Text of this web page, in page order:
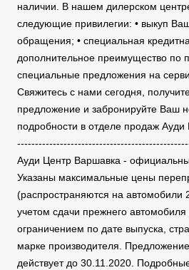
наличии. В нашем дилерском
следующие привилегии: • выкуп
обращения; • специальная
дополнительное преимущество по
специальные предложения на
Свяжитесь с нами сегодня,
предложение и забронируйте Ваш
подробности в отделе продаж
Ауди Центр Варшавка -
Указаны максимальные цены
(распространяются на автомобили
учетом сдачи прежнего
ограничением по дате выпуска,
марке производителя.
действует до 30.11.2020.